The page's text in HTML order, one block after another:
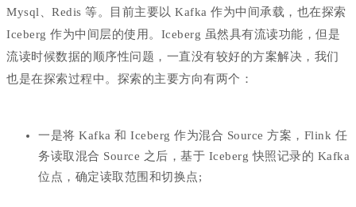
Mysql、Redis 等。目前主要以 Kafka 作为中间承载，也在探索
Iceberg 作为中间层的使用。Iceberg 虽然具有流读功能，但是
流读时候数据的顺序性问题，一直没有较好的方案解决，我们
也是在探索过程中。探索的主要方向有两个：
一是将 Kafka 和 Iceberg 作为混合 Source 方案，Flink 任
务读取混合 Source 之后，基于 Iceberg 快照记录的 Kafka
位点，确定读取范围和切换点;